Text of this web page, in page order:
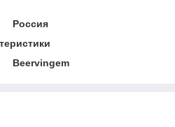
Россия
Beervingem